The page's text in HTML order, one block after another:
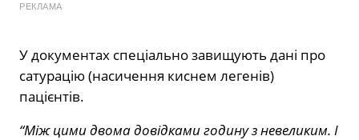
РЕКЛАМА
У документах спеціально завищують дані про
сатурацію (насичення киснем легенів)
пацієнтів.
“Між цими двома довідками годину з невеликим. І